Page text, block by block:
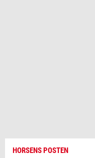
HORSENS POSTEN